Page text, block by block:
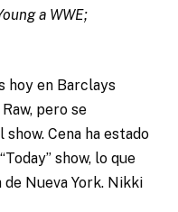
a WWE;
hoy en Barclays
pero se
Cena ha estado
show, lo que
Nueva York. Nikki